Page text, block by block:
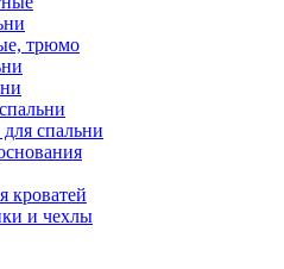
трюмо
спальни
кроватей
и чехлы